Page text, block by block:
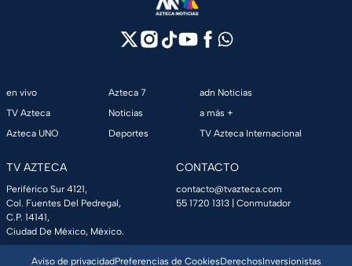
en vivo
TV Azteca
Azteca UNO
Azteca 7
Noticias
Deportes
adn Noticias
a más +
TV Azteca Internacional
TV AZTECA
Periférico Sur 4121,
Col. Fuentes Del Pedregal,
C.P. 14141,
Ciudad De México, México.
CONTACTO
contacto@tvazteca.com
55 1720 1313 | Conmutador
Aviso de privacidadPreferencias de CookiesDerechosInversionistas